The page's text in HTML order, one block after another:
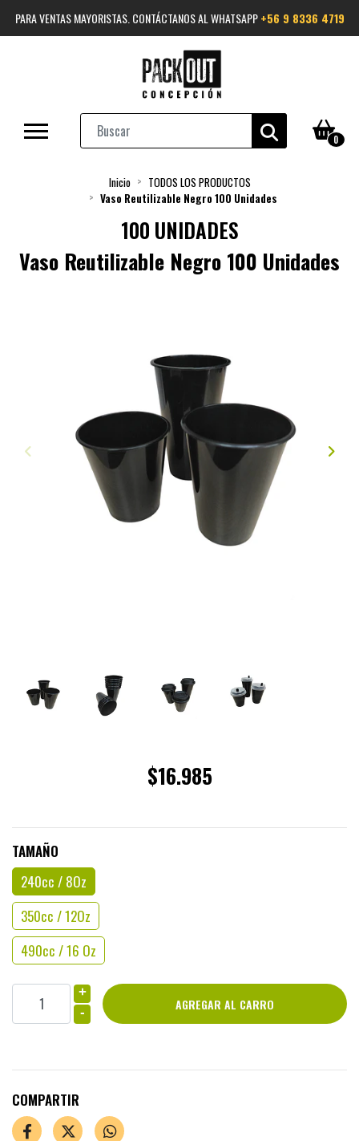
PARA VENTAS MAYORISTAS. CONTÁCTANOS AL WHATSAPP+56 9 8336 4719
0
Inicio
TODOS LOS PRODUCTOS
Vaso Reutilizable Negro 100 Unidades
100 UNIDADES
Vaso Reutilizable Negro 100 Unidades
$16.985
TAMAÑO
240cc / 8Oz
350cc / 12Oz
490cc / 16 Oz
+
-
COMPARTIR